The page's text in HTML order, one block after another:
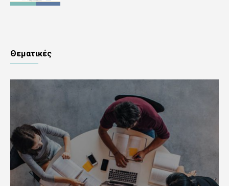
Θεματικές